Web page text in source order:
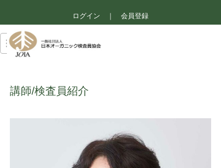
ログイン ｜ 会員登録
講師/検査員紹介